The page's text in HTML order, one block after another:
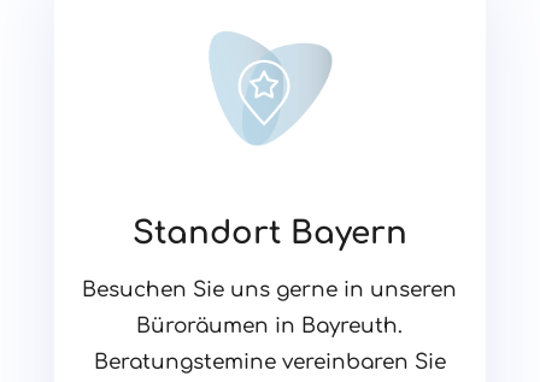
Standort Bayern
Besuchen Sie uns gerne in unseren
Büroräumen in Bayreuth.
Beratungstemine vereinbaren Sie